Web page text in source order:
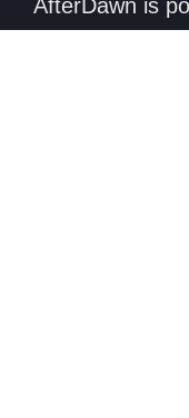
AfterDawn is